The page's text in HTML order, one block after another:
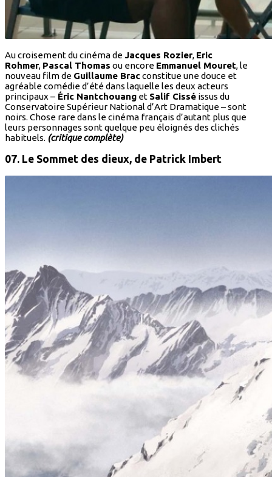
Au croisement du cinéma de Jacques Rozier, Eric
Rohmer, Pascal Thomas ou encore Emmanuel Mouret, le
nouveau film de Guillaume Bracconstitue une douce et
agréable comédie d’été dans laquelle les deux acteurs
principaux – Éric Nantchouang et Salif Cissé issus du
Conservatoire Supérieur National d’Art Dramatique – sont
noirs. Chose rare dans le cinéma français d’autant plus que
leurs personnages sont quelque peu éloignés des clichés
habituels. (critique complète)
07. Le Sommet des dieux, de Patrick Imbert